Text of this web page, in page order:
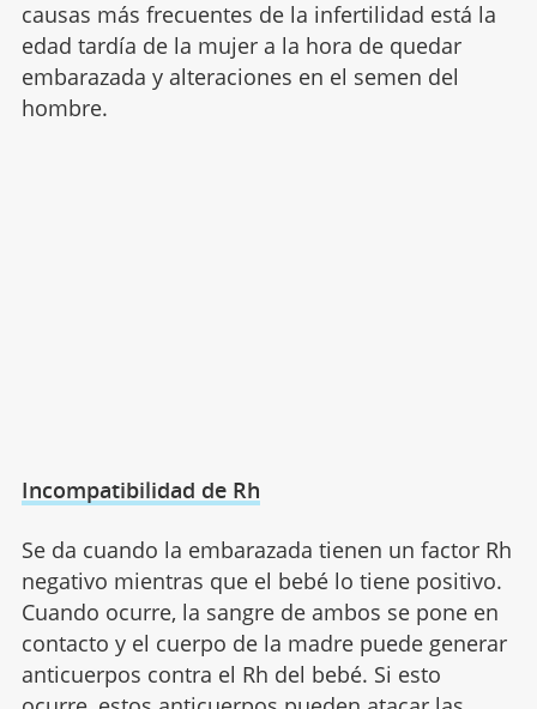
causas más frecuentes de la infertilidad está la
edad tardía de la mujer a la hora de quedar
embarazada y alteraciones en el semen del
hombre.
Incompatibilidad de Rh
Se da cuando la embarazada tienen un factor Rh
negativo mientras que el bebé lo tiene positivo.
Cuando ocurre, la sangre de ambos se pone en
contacto y el cuerpo de la madre puede generar
anticuerpos contra el Rh del bebé. Si esto